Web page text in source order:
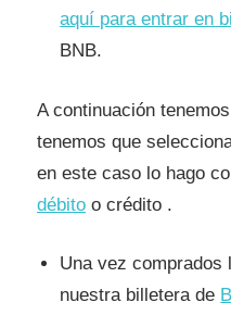
aquí para entrar en
BNB.
A continuación
tenemos que
en este caso lo hago
débito o crédito .
Una vez comprados
nuestra billetera de